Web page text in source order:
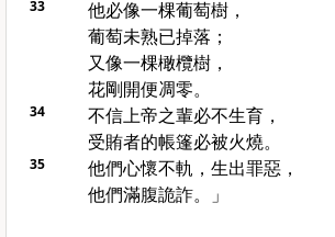
33
他必像一棵葡萄樹，
葡萄未熟已掉落；
又像一棵橄欖樹，
花剛開便凋零。
34
不信上帝之輩必不生育，
受賄者的帳篷必被火燒。
35
他們心懷不軌，生出罪惡，
他們滿腹詭詐。」